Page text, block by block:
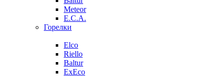
Meteor
E.C.A.
Горелки
Elco
Riello
Baltur
ExEco